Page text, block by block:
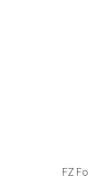
FZ